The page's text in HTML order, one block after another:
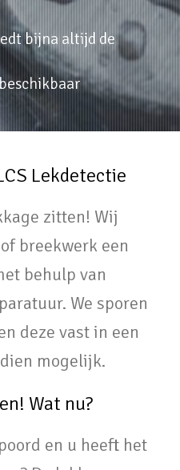
bijna altijd de
Lekdetectie
zitten! Wij
breekwerk een
behulp van
We sporen
deze vast in een
mogelijk.
Wat nu?
en u heeft het